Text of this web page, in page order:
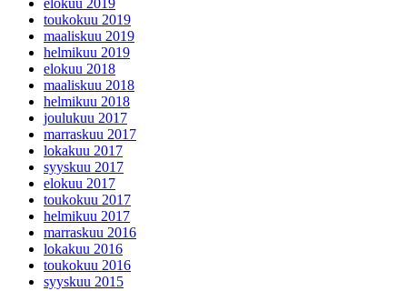
elokuu 2019
toukokuu 2019
maaliskuu 2019
helmikuu 2019
elokuu 2018
maaliskuu 2018
helmikuu 2018
joulukuu 2017
marraskuu 2017
lokakuu 2017
syyskuu 2017
elokuu 2017
toukokuu 2017
helmikuu 2017
marraskuu 2016
lokakuu 2016
toukokuu 2016
syyskuu 2015